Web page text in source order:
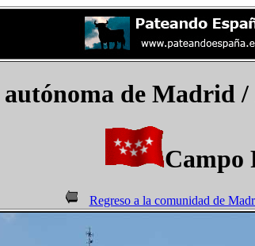
de Madrid /
Campo
Regreso a la comunidad de